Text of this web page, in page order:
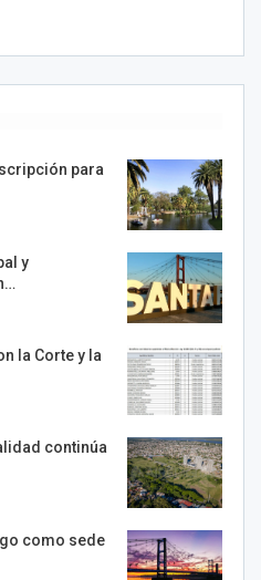
para
y
la Corte y la
continúa
como sede